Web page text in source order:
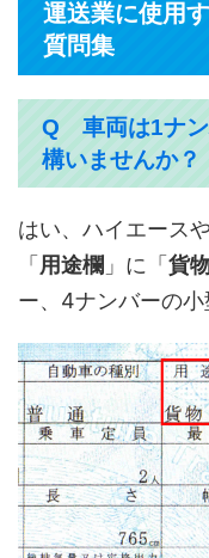
運送業に使用
質問集
Q 車両は1ナン
構いませんか？
はい、ハイエース
「 用途欄 」に「 貨
ー、4ナンバーの小